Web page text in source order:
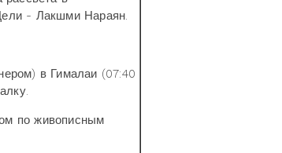
- Лакшми Нараян.
в Гималаи (07:40
по живописным